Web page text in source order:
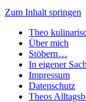
Zum Inhalt springen
Theo
Über mich
Stöbern…
In eigener
Impressum
Datenschutz
Theos